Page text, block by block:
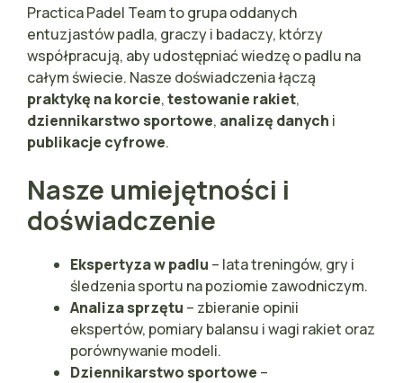
Practica Padel Team to grupa oddanych
entuzjastów padla, graczy i badaczy, którzy
współpracują, aby udostępniać wiedzę o padlu na
całym świecie. Nasze doświadczenia łączą
praktykę na korcie,testowanie rakiet,
dziennikarstwo sportowe, analizę danych i
publikacje cyfrowe.
Nasze umiejętności i
doświadczenie
Ekspertyza w padlu – lata treningów, gry i
śledzenia sportu na poziomie zawodniczym.
Analiza sprzętu – zbieranie opinii
ekspertów, pomiary balansu i wagi rakiet oraz
porównywanie modeli.
Dziennikarstwo sportowe –